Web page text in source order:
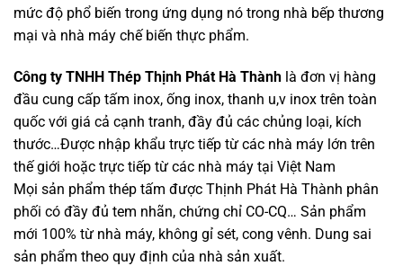
mức độ phổ biến trong ứng dụng nó trong nhà bếp thương
mại và nhà máy chế biến thực phẩm.
Công ty TNHH Thép Thịnh Phát Hà Thành là đơn vị hàng
đầu cung cấp tấm inox, ống inox, thanh u,v inox trên toàn
quốc với giá cả cạnh tranh, đầy đủ các chủng loại, kích
thước…Được nhập khẩu trực tiếp từ các nhà máy lớn trên
thế giới hoặc trực tiếp từ các nhà máy tại Việt Nam
Mọi sản phẩm thép tấm được Thịnh Phát Hà Thành phân
phối có đầy đủ tem nhãn, chứng chỉ CO-CQ… Sản phẩm
mới 100% từ nhà máy, không gỉ sét, cong vênh. Dung sai
sản phẩm theo quy định của nhà sản xuất.